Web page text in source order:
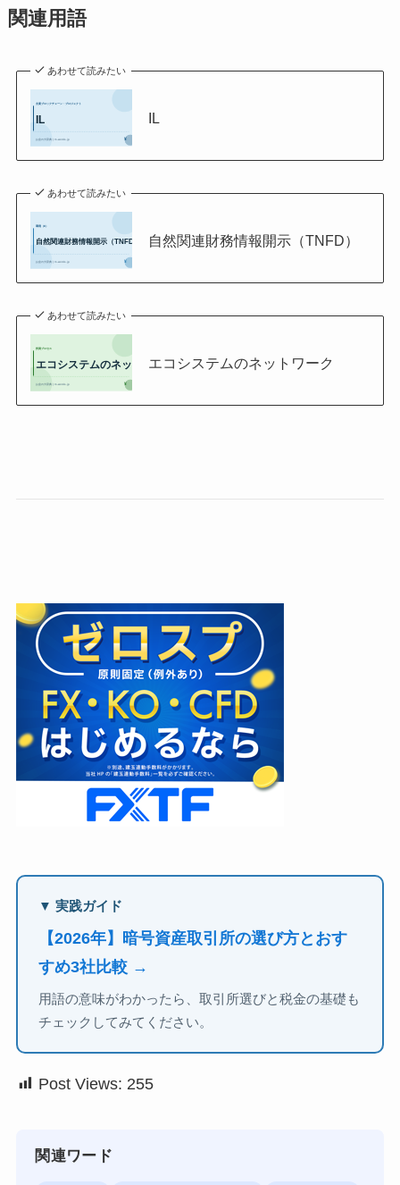
関連用語
あわせて読みたい
IL
あわせて読みたい
自然関連財務情報開示（TNFD）
あわせて読みたい
エコシステムのネットワーク
▼ 実践ガイド
【2026年】暗号資産取引所の選び方とおす
すめ3社比較 →
用語の意味がわかったら、取引所選びと税金の基礎も
チェックしてみてください。
Post Views: 255
関連ワード